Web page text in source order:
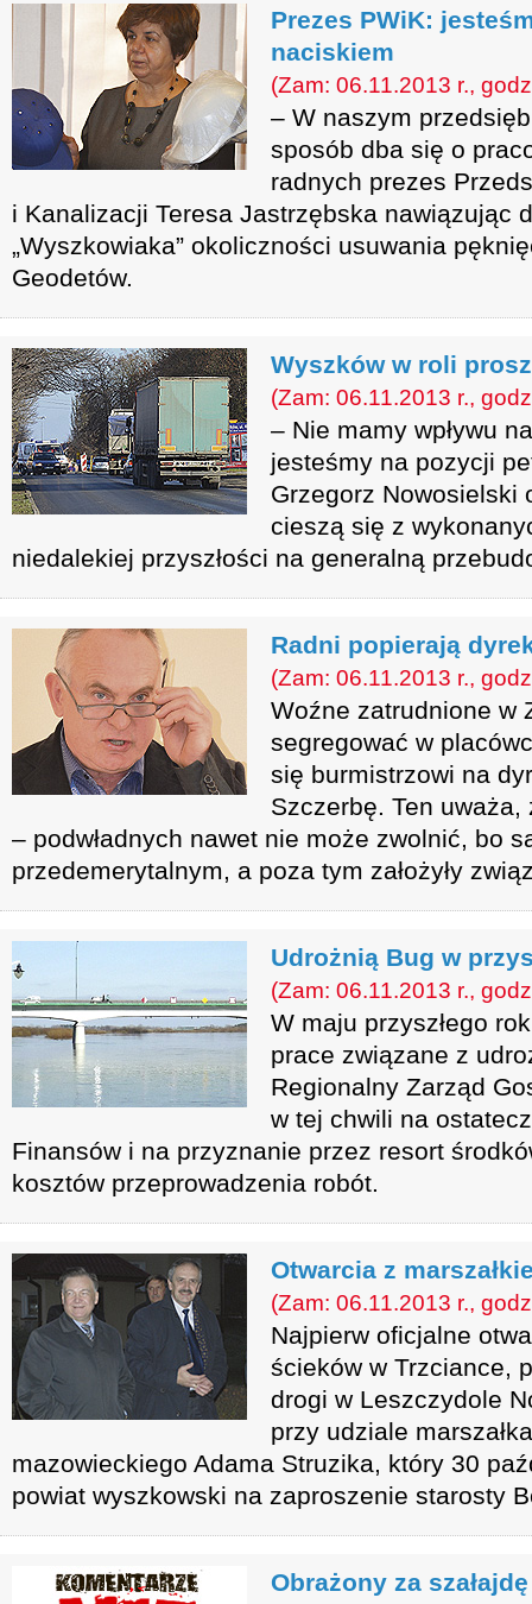
Prezes PWiK:
naciskiem
(Zam: 06.11.2013 r.,
– W naszym
sposób dba się o
radnych prezes
i Kanalizacji Teresa Jastrzębska nawiązując
„Wyszkowiaka” okoliczności usuwania
Geodetów.
Wyszków w roli
(Zam: 06.11.2013 r.,
– Nie mamy wpływu
jesteśmy na pozycji
Grzegorz Nowosielski
cieszą się z
niedalekiej przyszłości na generalną
Radni popierają
(Zam: 06.11.2013 r.,
Woźne zatrudnione w
segregować w
się burmistrzowi na
Szczerbę. Ten
– podwładnych nawet nie może zwolnić, bo
przedemerytalnym, a poza tym założyły
Udrożnią Bug w
(Zam: 06.11.2013 r.,
W maju przyszłego
prace związane z
Regionalny Zarząd
w tej chwili na
Finansów i na przyznanie przez resort
kosztów przeprowadzenia robót.
Otwarcia z
(Zam: 06.11.2013 r.,
Najpierw oficjalne
ścieków w Trzciance,
drogi w Leszczydole
przy udziale
mazowieckiego Adama Struzika, który 30
powiat wyszkowski na zaproszenie starosty
Obrażony za szałajdę